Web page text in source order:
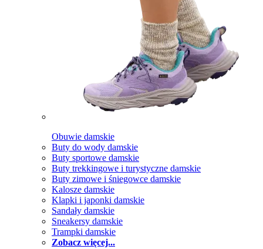
Obuwie damskie
Buty do wody damskie
Buty sportowe damskie
Buty trekkingowe i turystyczne damskie
Buty zimowe i śniegowce damskie
Kalosze damskie
Klapki i japonki damskie
Sandały damskie
Sneakersy damskie
Trampki damskie
Zobacz więcej...